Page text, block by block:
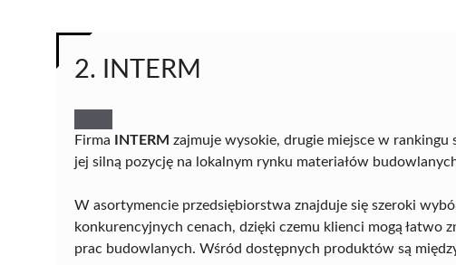
2. INTERM
Firma INTERM zajmuje wysokie, drugie miejsce w
jej silną pozycję na lokalnym rynku materiałów
W asortymencie przedsiębiorstwa znajduje się szeroki
konkurencyjnych cenach, dzięki czemu klienci mogą łatwo
prac budowlanych. Wśród dostępnych produktów są